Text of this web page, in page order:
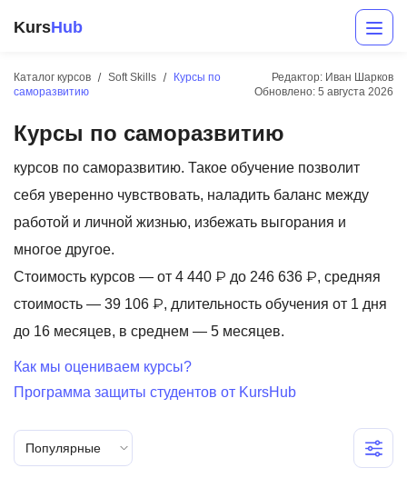
KursHub
Каталог курсов Soft Skills
Курсы по
саморазвитию
Редактор: Иван Шарков
Обновлено: 5 августа 2026
Курсы по саморазвитию
курсов по саморазвитию. Такое обучение позволит
себя уверенно чувствовать, наладить баланс между
работой и личной жизнью, избежать выгорания и
многое другое.
Стоимость курсов — от 4 440 ₽ до 246 636 ₽, средняя
стоимость — 39 106 ₽, длительность обучения от 1 дня
до 16 месяцев, в среднем — 5 месяцев.
Как мы оцениваем курсы?
Программа защиты студентов от KursHub
Популярные
Разработка
Маркетинг
Дизайн
Аналитика
Менеджмент
Иностранные языки
Soft Skills